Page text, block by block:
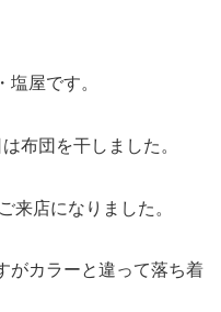
屋です。
布団を干しました。
来店になりました。
がカラーと違って落ち着